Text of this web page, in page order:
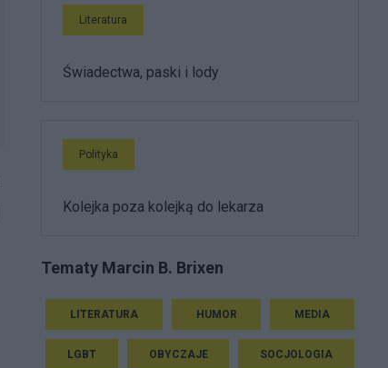
Literatura
Świadectwa, paski i lody
Polityka
Kolejka poza kolejką do lekarza
Tematy Marcin B. Brixen
LITERATURA HUMOR MEDIA
LGBT OBYCZAJE SOCJOLOGIA